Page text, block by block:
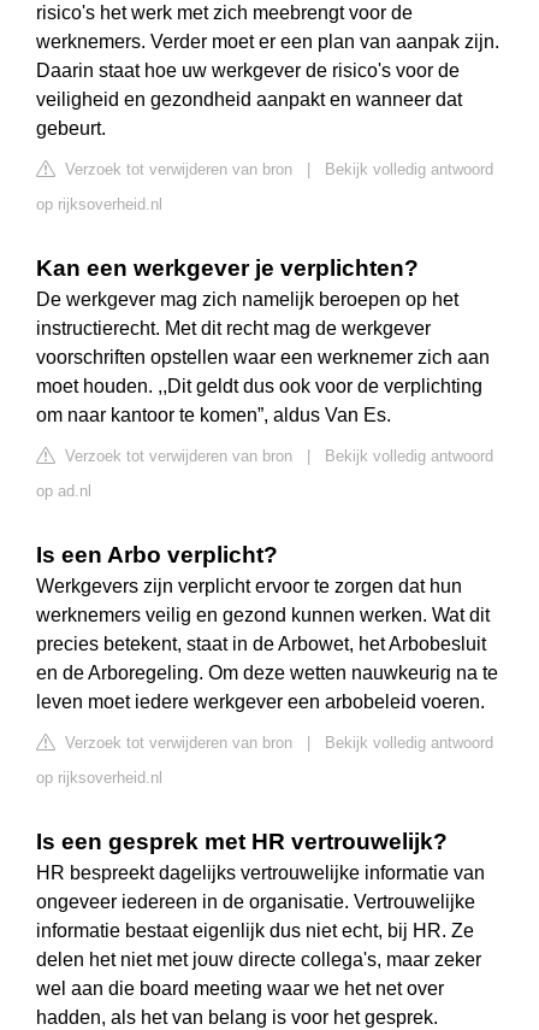
risico's het werk met zich meebrengt voor de
werknemers. Verder moet er een plan van aanpak zijn.
Daarin staat hoe uw werkgever de risico's voor de
veiligheid en gezondheid aanpakt en wanneer dat
gebeurt.
Verzoek tot verwijderen van bron
Bekijk volledig antwoord
op rijksoverheid.nl
Kan een werkgever je verplichten?
De werkgever mag zich namelijk beroepen op het
instructierecht. Met dit recht mag de werkgever
voorschriften opstellen waar een werknemer zich aan
moet houden. ,,Dit geldt dus ook voor de verplichting
om naar kantoor te komen”, aldus Van Es.
Verzoek tot verwijderen van bron
Bekijk volledig antwoord
op ad.nl
Is een Arbo verplicht?
Werkgevers zijn verplicht ervoor te zorgen dat hun
werknemers veilig en gezond kunnen werken. Wat dit
precies betekent, staat in de Arbowet, het Arbobesluit
en de Arboregeling. Om deze wetten nauwkeurig na te
leven moet iedere werkgever een arbobeleid voeren.
Verzoek tot verwijderen van bron
Bekijk volledig antwoord
op rijksoverheid.nl
Is een gesprek met HR vertrouwelijk?
HR bespreekt dagelijks vertrouwelijke informatie van
ongeveer iedereen in de organisatie. Vertrouwelijke
informatie bestaat eigenlijk dus niet echt, bij HR. Ze
delen het niet met jouw directe collega's, maar zeker
wel aan die board meeting waar we het net over
hadden, als het van belang is voor het gesprek.